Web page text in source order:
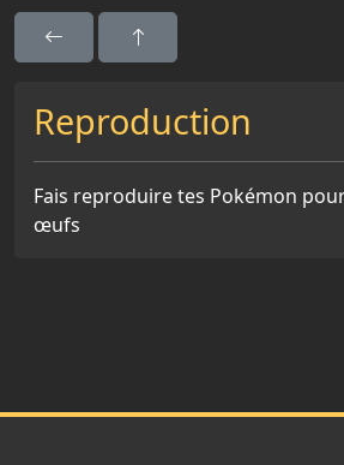
Reproduction
Fais reproduire tes Pokémon
œufs